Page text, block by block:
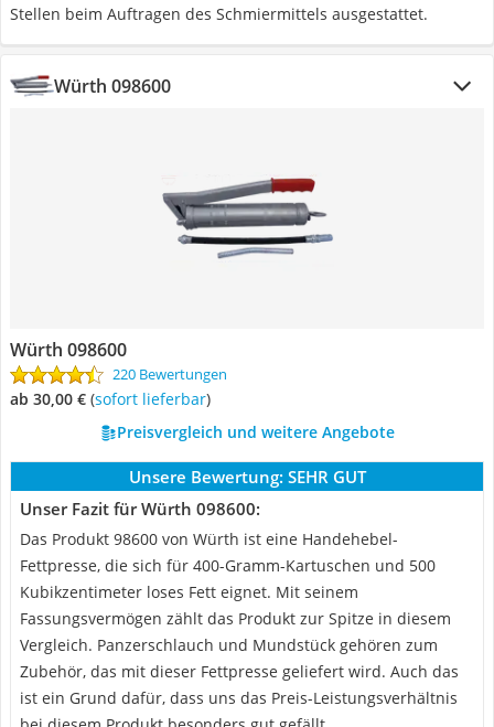
Stellen beim Auftragen des Schmiermittels ausgestattet.
Würth 098600
Würth 098600
220 Bewertungen
ab 30,00 € ( Sofort lieferbar)
Preisvergleich und weitere Angebote
Unsere Bewertung: SEHR GUT
Unser Fazit für Würth 098600:
Das Produkt 98600 von Würth ist eine Handehebel-
Fettpresse, die sich für 400-Gramm-Kartuschen und 500
Kubikzentimeter loses Fett eignet. Mit seinem
Fassungsvermögen zählt das Produkt zur Spitze in diesem
Vergleich. Panzerschlauch und Mundstück gehören zum
Zubehör, das mit dieser Fettpresse geliefert wird. Auch das
ist ein Grund dafür, dass uns das Preis-Leistungsverhältnis